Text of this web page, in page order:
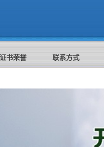
证书荣誉 联系方式